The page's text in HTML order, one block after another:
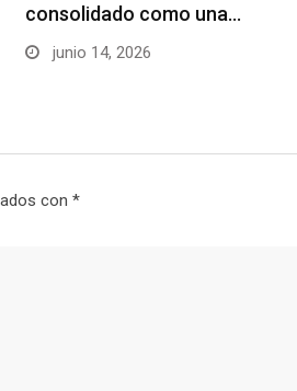
consolidado como una…
junio 14, 2026
con *